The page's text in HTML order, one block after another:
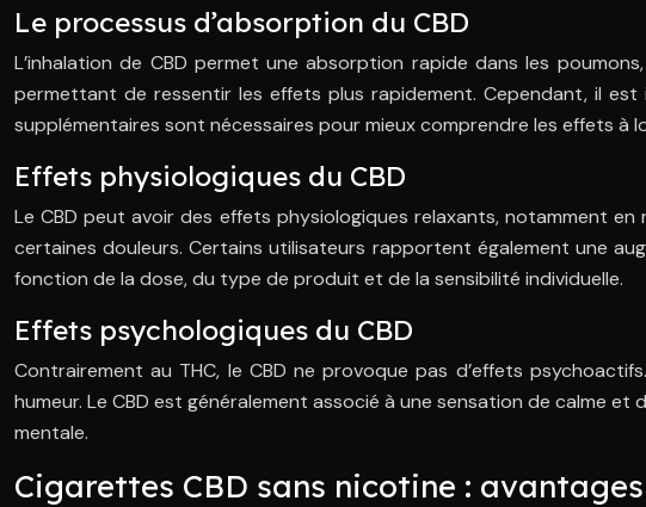
Le processus d’absorption du CBD
L’inhalation de CBD permet une absorption rapide dans les
permettant de ressentir les effets plus rapidement. Cependant, il
supplémentaires sont nécessaires pour mieux comprendre les effets à
Effets physiologiques du CBD
Le CBD peut avoir des effets physiologiques relaxants, notamment
certaines douleurs. Certains utilisateurs rapportent également une
fonction de la dose, du type de produit et de la sensibilité individuelle.
Effets psychologiques du CBD
Contrairement au THC, le CBD ne provoque pas d’effets
humeur. Le CBD est généralement associé à une sensation de calme
mentale.
Cigarettes CBD sans nicotine :